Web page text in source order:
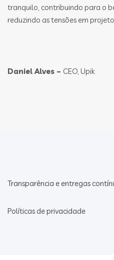
tranquilo, contribuindo para o
reduzindo as tensões em
Daniel Alves – CEO, Upik
Transparência e entregas
Políticas de privacidade